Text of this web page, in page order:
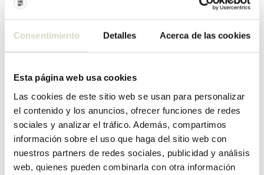
Consentimiento Detalles Acerca de las cookies
Esta página web usa cookies
Las cookies de este sitio web se usan para personalizar
el contenido y los anuncios, ofrecer funciones de redes
sociales y analizar el tráfico. Además, compartimos
información sobre el uso que haga del sitio web con
nuestros partners de redes sociales, publicidad y análisis
web, quienes pueden combinarla con otra información
Dimensiones: diámetro 7,5 x altura 7,5cm
Material: cerámica
Otros: apto para lavavajillas y microondas. No apto para uso en
ESPECIFICACIONES DEL
PRODUCTO
Número de artículo 6572
SKU 6572